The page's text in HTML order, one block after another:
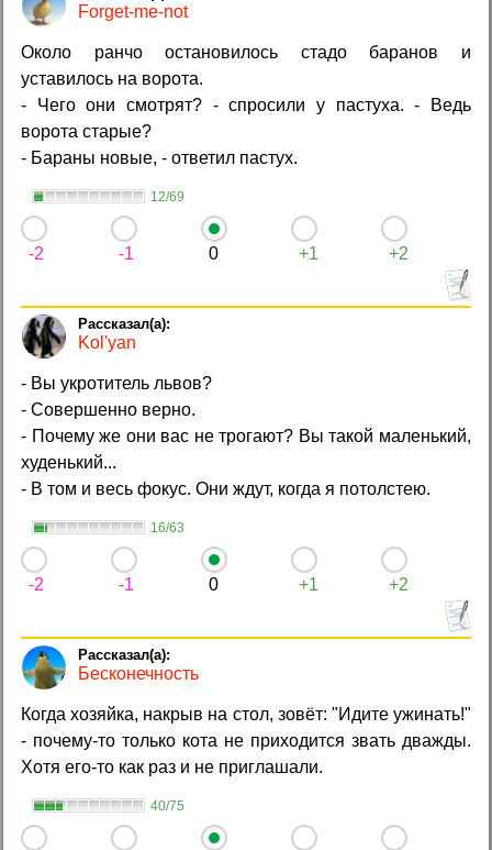
Forget-me-not
Около ранчо остановилось стадо баранов и
уставилось на ворота.
- Чего они смотрят? - спросили у пастуха. - Ведь
ворота старые?
- Бараны новые, - ответил пастух.
12/69
-2 -1 0 +1 +2
Kol'yan
- Вы укротитель львов?
- Совершенно верно.
- Почему же они вас не трогают? Вы такой маленький,
худенький...
- В том и весь фокус. Они ждут, когда я потолстею.
16/63
-2 -1 0 +1 +2
Бесконечность
Когда хозяйка, накрыв на стол, зовёт: "Идите ужинать!"
- почему-то только кота не приходится звать дважды.
Хотя его-то как раз и не приглашали.
40/75